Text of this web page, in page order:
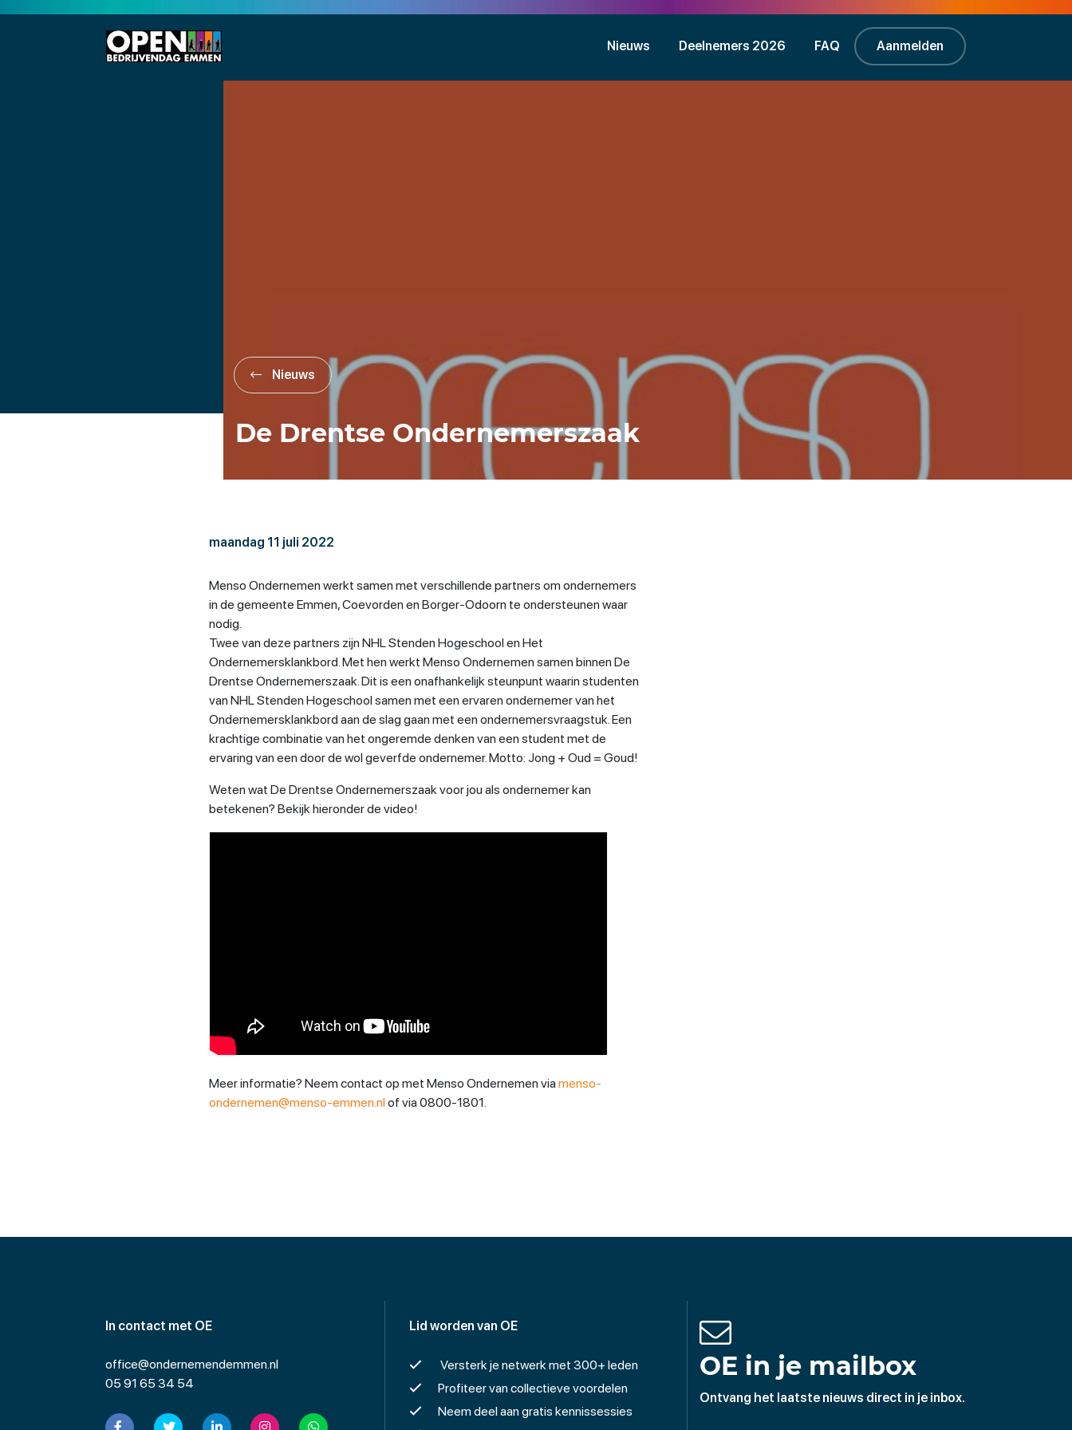
Nieuws Deelnemers 2026 FAQ Aanmelden
Nieuws
De Drentse Ondernemerszaak
maandag 11 juli 2022
Menso Ondernemen werkt samen met verschillende partners om ondernemers
in de gemeente Emmen, Coevorden en Borger-Odoorn te ondersteunen waar
nodig.
Twee van deze partners zijn NHL Stenden Hogeschool en Het
Ondernemersklankbord. Met hen werkt Menso Ondernemen samen binnen De
Drentse Ondernemerszaak. Dit is een onafhankelijk steunpunt waarin studenten
van NHL Stenden Hogeschool samen met een ervaren ondernemer van het
Ondernemersklankbord aan de slag gaan met een ondernemersvraagstuk. Een
krachtige combinatie van het ongeremde denken van een student met de
ervaring van een door de wol geverfde ondernemer. Motto: Jong + Oud = Goud!
Weten wat De Drentse Ondernemerszaak voor jou als ondernemer kan
betekenen? Bekijk hieronder de video!
Meer informatie? Neem contact op met Menso Ondernemen via menso-
ondernemen@menso-emmen.nlof via 0800-1801.
In contact met OE
office@ondernemendemmen.nl
05 91 65 34 54
Lid worden van OE
Versterk je netwerk met 300+ leden
Profiteer van collectieve voordelen
Neem deel aan gratis kennissessies
OE in je mailbox
Ontvang het laatste nieuws direct in je inbox.